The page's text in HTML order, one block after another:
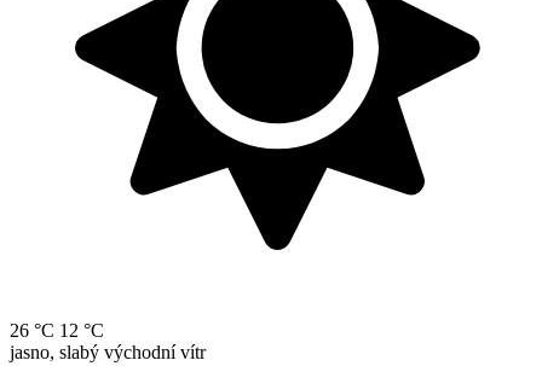
26 °C 12 °C
jasno, slabý východní vítr